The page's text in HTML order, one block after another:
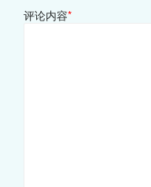
评论内容*